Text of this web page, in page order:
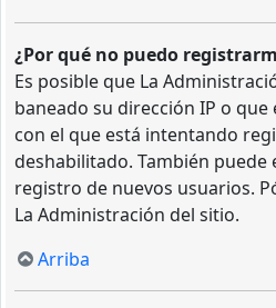
¿Por qué no puedo
Es posible que La
baneado su dirección IP o
con el que está intentando
deshabilitado. También puede
registro de nuevos usuarios.
La Administración del sitio.
Arriba